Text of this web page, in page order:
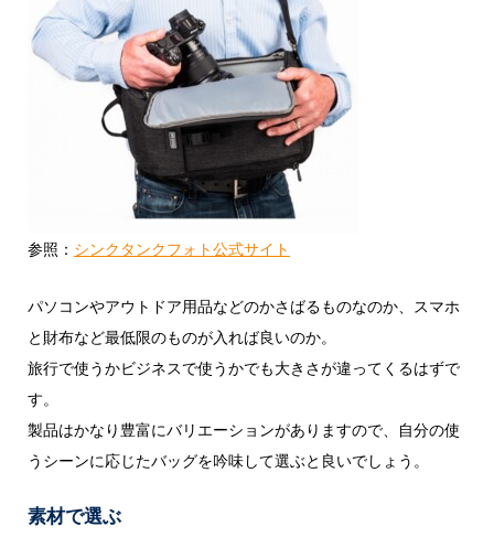
参照： シンクタンクフォト公式サイト
パソコンやアウトドア用品などのかさばるものなのか、スマホ
と財布など最低限のものが入れば良いのか。
旅行で使うかビジネスで使うかでも大きさが違ってくるはずで
す。
製品はかなり豊富にバリエーションがありますので、自分の使
うシーンに応じたバッグを吟味して選ぶと良いでしょう。
素材で選ぶ